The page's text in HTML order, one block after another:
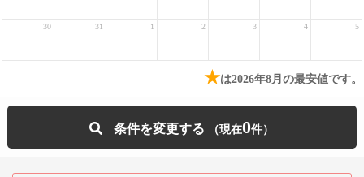
30 31 1 2 3 4 5
★は2026年8月の最安値です。
条件を変更する 0